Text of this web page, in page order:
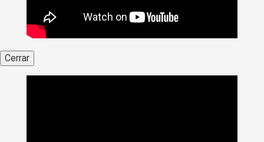
Cerrar